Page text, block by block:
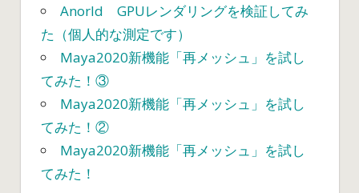
Anorld GPUレンダリングを検証してみ
た（個人的な測定です）
Maya2020新機能「再メッシュ」を試し
てみた！③
Maya2020新機能「再メッシュ」を試し
てみた！②
Maya2020新機能「再メッシュ」を試し
てみた！